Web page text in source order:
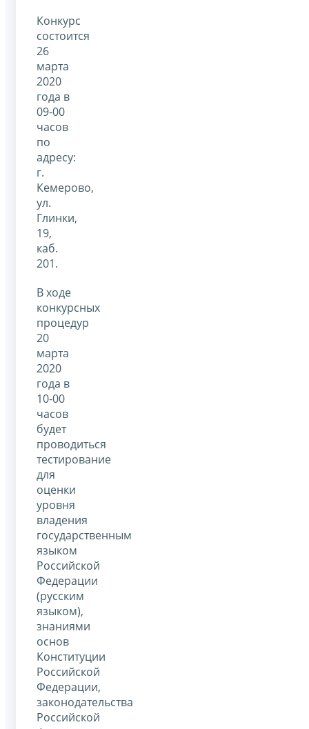
Конкурс
состоится
26
марта
2020
года в
09-00
часов
по
адресу:
г.
Кемерово,
ул.
Глинки,
19,
каб.
201.
В ходе
конкурсных
процедур
20
марта
2020
года в
10-00
часов
будет
проводиться
тестирование
для
оценки
уровня
владения
государственным
языком
Российской
Федерации
(русским
языком),
знаниями
основ
Конституции
Российской
Федерации,
законодательства
Российской